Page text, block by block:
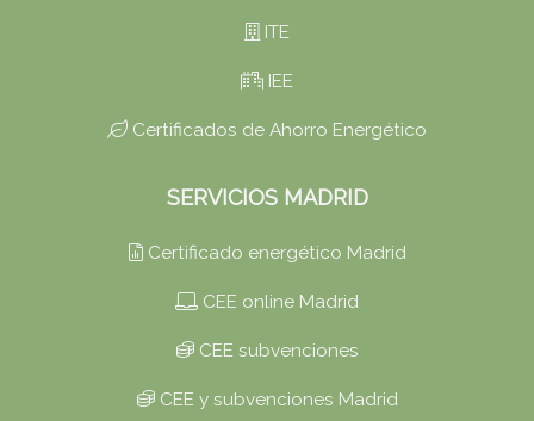
ITE
IEE
Certificados de Ahorro Energético
SERVICIOS MADRID
Certificado energético Madrid
CEE online Madrid
CEE subvenciones
CEE y subvenciones Madrid